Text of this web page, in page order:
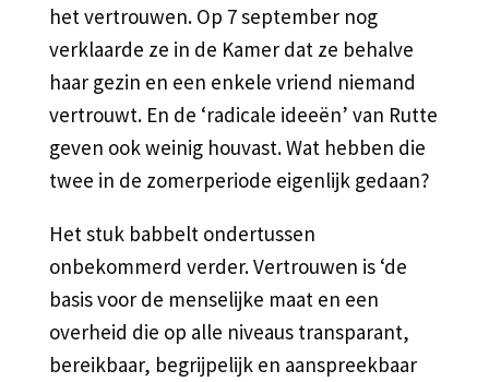
het vertrouwen. Op 7 september nog
verklaarde ze in de Kamer dat ze behalve
haar gezin en een enkele vriend niemand
vertrouwt. En de ‘radicale ideeën’ van Rutte
geven ook weinig houvast. Wat hebben die
twee in de zomerperiode eigenlijk gedaan?
Het stuk babbelt ondertussen
onbekommerd verder. Vertrouwen is ‘de
basis voor de menselijke maat en een
overheid die op alle niveaus transparant,
bereikbaar, begrijpelijk en aanspreekbaar